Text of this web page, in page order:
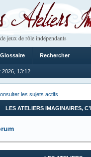
jeux de rôle indépendants
Glossaire Rechercher
2026, 13:12
les sujets actifs
LES ATELIERS IMAGINAIRES,